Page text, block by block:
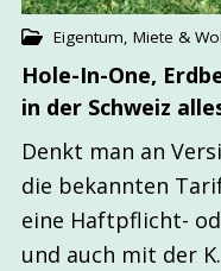
Eigentum, Miete &
Hole-In-One,
in der Schweiz
Denkt man an
die bekannten
eine Haftpflicht-
und auch mit der